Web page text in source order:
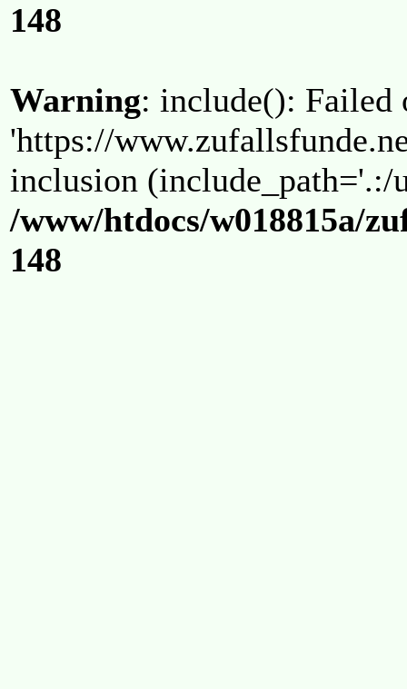
148
Warning: include(): Failed
'https://
inclusion (include_path='.:/
/www/htdocs/w018815a/
148